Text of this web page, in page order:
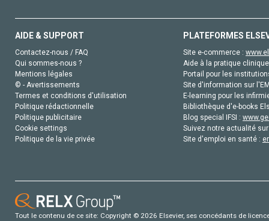
AIDE & SUPPORT
Contactez-nous / FAQ
Qui sommes-nous ?
Mentions légales
© - Avertissements
Termes et conditions d'utilisation
Politique rédactionnelle
Politique publicitaire
Cookie settings
Politique de la vie privée
PLATEFORMES
Site e-commerce :
Aide à la pratique
Portail pour les
Site d'information sur
E-learning pour les
Bibliothèque d'e-books
Blog special IFSI :
Suivez notre actualité
Site d'emploi en santé :
Tout le contenu de ce site: Copyright © 2026 Elsevier, ses concédants de